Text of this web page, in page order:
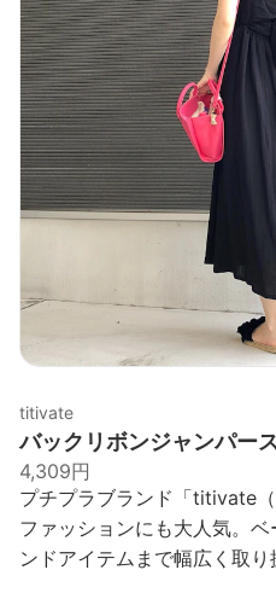
titivate
バックリボンジャンパー
4,309円
プチプラブランド「titivate
ファッションにも大人気。
ンドアイテムまで幅広く取り